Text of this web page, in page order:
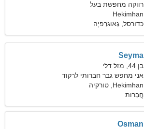
רווקה מחפשת בעל
Hekimhan
כדורסל, גֵאוֹגרַפיָה
Seyma
בן 44, מזל דלי
אני מחפש גבר חברותי לרקוד
ביחד
Hekimhan, טורקיה
חֲבֵרוּת
Osman